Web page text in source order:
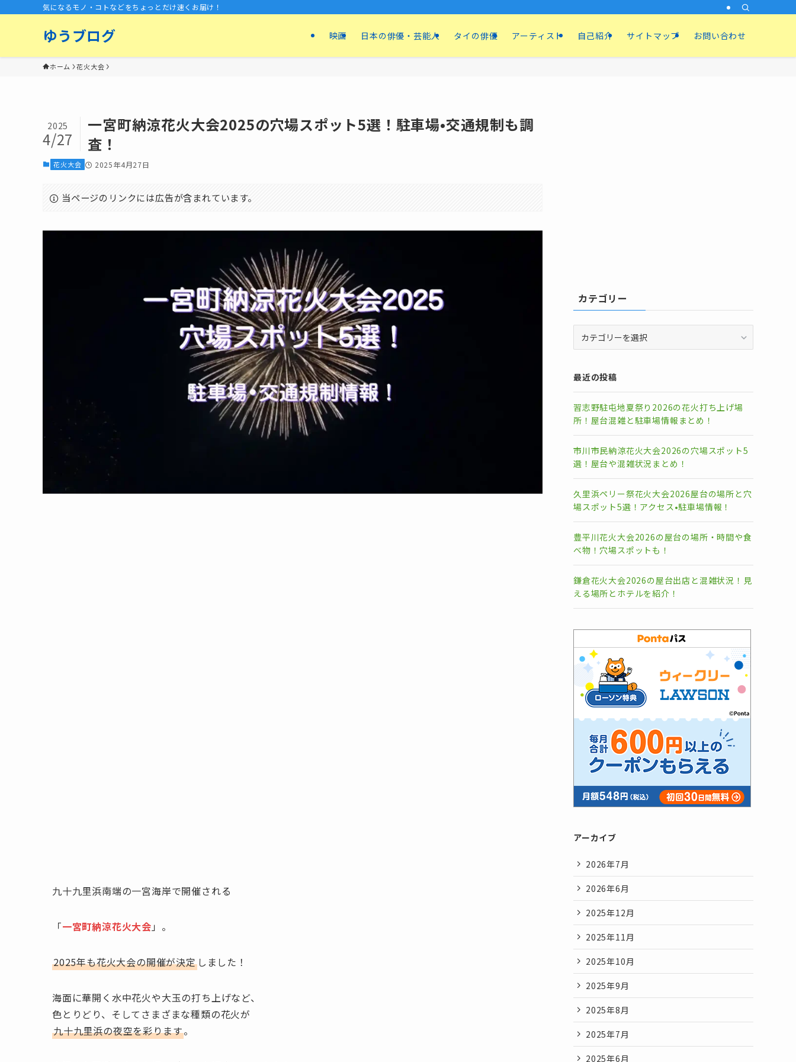
気になるモノ・コトなどをちょっとだけ速くお届け！
ゆうブログ 映画 日本の俳優・芸能人 タイの俳優 アーティスト 自己紹介 サイトマップ お問い合わせ
ホーム 花火大会
一宮町納涼花火大会2025の穴場スポット5選！駐車場•交通規制も調
査！
2025
4/27
花火大会 2025年4月27日
当ページのリンクには広告が含まれています。
九十九里浜南端の一宮海岸で開催される
「一宮町納涼花火大会 」。
2025年も花火大会の開催が決定しました！
海面に華開く水中花火や大玉の打ち上げなど、
色とりどり、そしてさまざまな種類の花火が
九十九里浜の夜空を彩ります。
カテゴリー
ー
最近の投稿
習志野駐屯地夏祭り2026の花火打ち上げ場
所！屋台混雑と駐車場情報まとめ！
市川市民納涼花火大会2026の穴場スポット5
選！屋台や混雑状況まとめ！
久里浜ペリー祭花火大会2026屋台の場所と穴
場スポット5選！アクセス•駐車場情報！
豊平川花火大会2026の屋台の場所・時間や食
べ物！穴場スポットも！
鎌倉花火大会2026の屋台出店と混雑状況！見
える場所とホテルを紹介！
アーカイブ
2026年7月
2026年6月
2025年12月
2025年11月
2025年10月
2025年9月
2025年8月
2025年7月
2025年6月